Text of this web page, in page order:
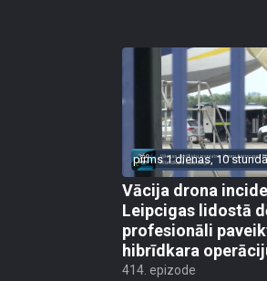
pirms 1 dienas, 10
Vācija drona
Leipcigas lidostā
profesionāli
hibrīdkara
414. epizode